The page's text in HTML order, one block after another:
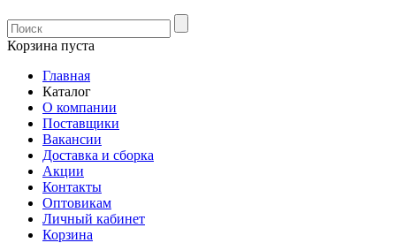
Корзина пуста
Главная
Каталог
О компании
Поставщики
Вакансии
Доставка и сборка
Акции
Контакты
Оптовикам
Личный кабинет
Корзина